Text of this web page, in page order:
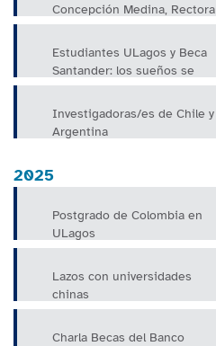
Concepción Medina, Rectora
U. Pedagógica Nacional
Francisco Mo
Estudiantes ULagos y Beca
Santander: los sueños se
hacen realidad
Investigadoras/es de Chile y
Argentina
2025
Postgrado de Colombia en
ULagos
Lazos con universidades
chinas
Charla Becas del Banco